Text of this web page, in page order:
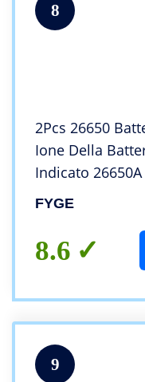
8
2Pcs 26650
Ione Della
Indicato
Della Luce
FYGE
8.6
9